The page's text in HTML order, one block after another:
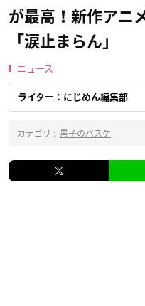
が最高！新作アニ
「涙止まらん」
ニュース
ライター：にじめん編集部
カテゴリ : 黒子のバスケ